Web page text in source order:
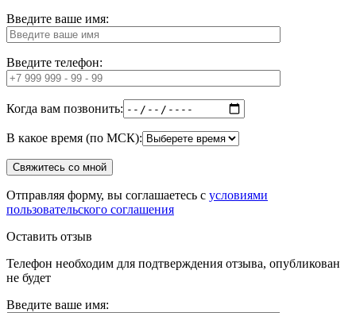
Введите ваше имя:
Введите телефон:
Когда вам позвонить:
В какое время (по МСК):
Отправляя форму, вы соглашаетесь с условиями
пользовательского соглашения
Оставить отзыв
Телефон необходим для подтверждения отзыва, опубликован
не будет
Введите ваше имя: